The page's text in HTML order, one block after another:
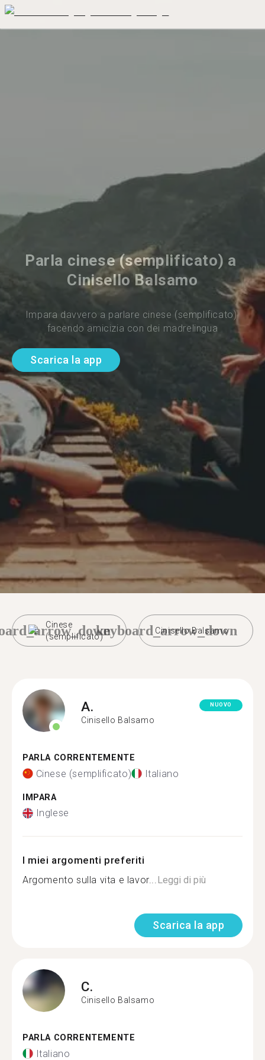
Parla cinese (semplificato) a
Cinisello Balsamo
Impara davvero a parlare cinese (semplificato)
facendo amicizia con dei madrelingua
Scarica la app
Cinese
(semplificato)
Cinisello Balsamo
keyboard_arrow_down
A.
Cinisello Balsamo
NUOVO
PARLA CORRENTEMENTE
Cinese (semplificato) Italiano
IMPARA
Inglese
I miei argomenti preferiti
Argomento sulla vita e lavor...Leggi di più
Scarica la app
C.
Cinisello Balsamo
PARLA CORRENTEMENTE
Italiano